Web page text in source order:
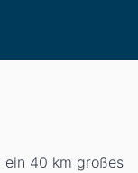
ein 40 km großes